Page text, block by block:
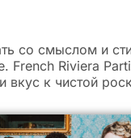
со смыслом и
French Riviera
вкус к чистой